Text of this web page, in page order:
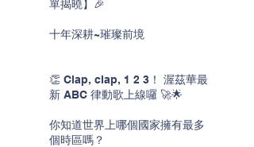
單揭曉】🎉
十年深耕~璀璨前境
👏 Clap, clap, 1 2 3！ 渥茲華最
新 ABC 律動歌上線囉 🚀🌟
你知道世界上哪個國家擁有最多
個時區嗎？